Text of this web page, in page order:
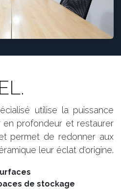
utilise la puissance
profondeur et restaurer
permet de redonner aux
leur éclat d'origine.
de stockage